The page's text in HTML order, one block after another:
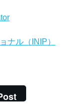
ナル（INIP）